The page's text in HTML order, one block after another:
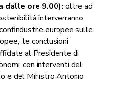
dalle ore 9.00): oltre ad
interverranno
europee sulle
le conclusioni
al Presidente di
con interventi del
e del Ministro Antonio